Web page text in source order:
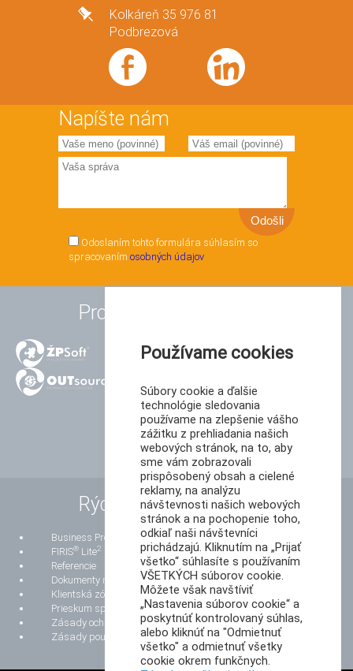
Kolkáreň 35 976 81
Podbrezová
Napíšte nám
Odoslaním tohto formulára súhlasím so
spracovaním osobných údajov
Produkty a služby
Rýchle odkazy
Business Process Reengineering
FIRIS® Lite2
Referencie
Dokumenty na stiahnutie
Klientská zóna
Prieskum spokojnosti zákazníkov
Zásady ochrany osobných údajov
Zásady používania súborov cookie
Používame cookies
Súbory cookie a ďalšie
technológie sledovania
používame na zlepšenie vášho
zážitku z prehliadania našich
webových stránok, na to, aby
sme vám zobrazovali
prispôsobený obsah a cielené
reklamy, na analýzu
návštevnosti našich webových
stránok a na pochopenie toho,
odkiaľ naši návštevníci
prichádzajú. Kliknutím na „Prijať
všetko“ súhlasíte s používaním
VŠETKÝCH súborov cookie.
Môžete však navštíviť
„Nastavenia súborov cookie“ a
poskytnúť kontrolovaný súhlas,
alebo kliknúť na "Odmietnuť
všetko" a odmietnuť všetky
cookie okrem funkčnych.